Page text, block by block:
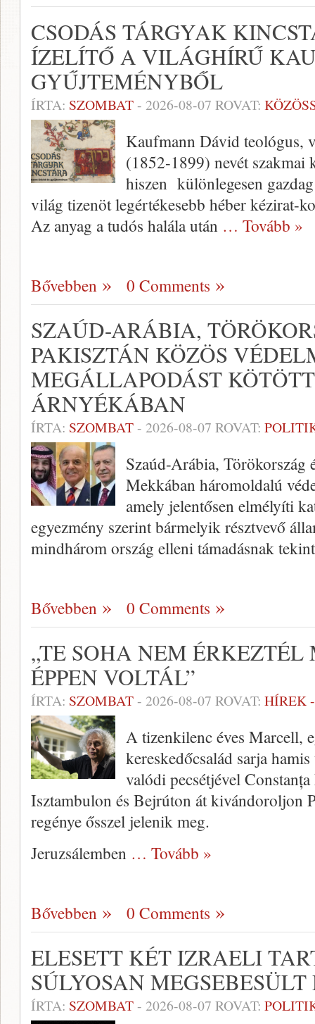
CSODÁS TÁRGYAK
ÍZELÍTŐ A VILÁGHÍRŰ
GYŰJTEMÉNYBŐL
ÍRTA: SZOMBAT- 2026-08-07 ROVAT:
Kaufmann Dávid teológus,
(1852-1899) nevét
hiszen különlegesen
világ tizenöt legértékesebb héber kézirat-
Az anyag a tudós halála után … Tovább »
Bővebben 0 Comments
SZAÚD-ARÁBIA,
PAKISZTÁN KÖZÖS
MEGÁLLAPODÁST
ÁRNYÉKÁBAN
ÍRTA: SZOMBAT- 2026-08-07 ROVAT:
Szaúd-Arábia, Törökország
Mekkában háromoldalú
amely jelentősen elmélyíti
egyezmény szerint bármelyik résztvevő
mindhárom ország elleni támadásnak
Bővebben 0 Comments
„TE SOHA NEM
ÉPPEN VOLTÁL”
ÍRTA: SZOMBAT- 2026-08-07 ROVAT: HÍREK
A tizenkilenc éves Marcell,
kereskedőcsalád sarja
valódi pecsétjével
Isztambulon és Bejrúton át kivándoroljon
regénye ősszel jelenik meg.
Jeruzsálemben … Tovább »
Bővebben 0 Comments
ELESETT KÉT IZRAELI
SÚLYOSAN
ÍRTA: SZOMBAT- 2026-08-07 ROVAT: